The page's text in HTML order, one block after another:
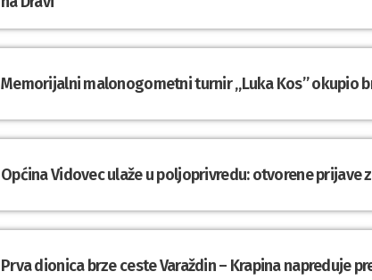
Memorijalni malonogometni turnir „Luka Kos” okupio
Općina Vidovec ulaže u poljoprivredu: otvorene prijave
Prva dionica brze ceste Varaždin – Krapina napreduje